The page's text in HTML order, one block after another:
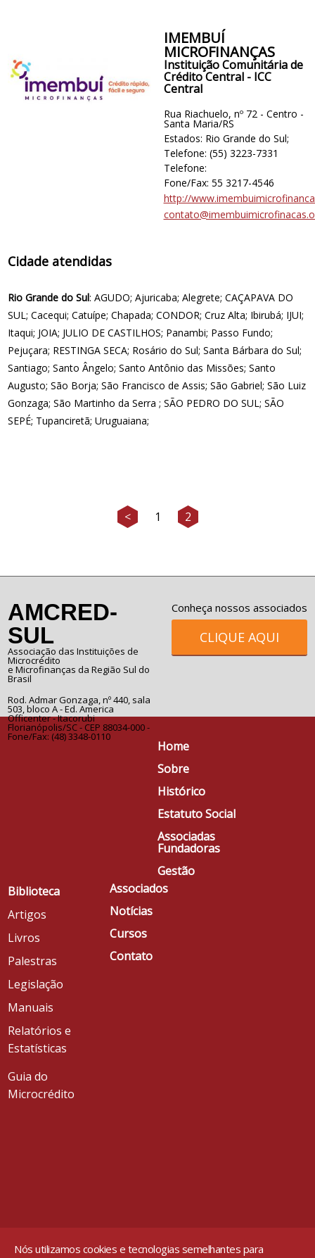
IMEMBUÍ
MICROFINANÇAS
Instituição Comunitária de
Crédito Central - ICC
Central
Rua Riachuelo, nº 72 - Centro -
Santa Maria/RS
Estados: Rio Grande do Sul;
Telefone: (55) 3223-7331
Telefone:
Fone/Fax: 55 3217-4546
http://
Cidade atendidas
Rio Grande do Sul: AGUDO; Ajuricaba; Alegrete; CAÇAPAVA DO
SUL; Cacequi; Catuípe; Chapada; CONDOR; Cruz Alta; Ibirubá; IJUI;
Itaqui; JOIA; JULIO DE CASTILHOS; Panambi; Passo Fundo;
Pejuçara; RESTINGA SECA; Rosário do Sul; Santa Bárbara do Sul;
Santiago; Santo Ângelo; Santo Antônio das Missões; Santo
Augusto; São Borja; São Francisco de Assis; São Gabriel; São Luiz
Gonzaga; São Martinho da Serra ; SÃO PEDRO DO SUL; SÃO
SEPÉ; Tupanciretã; Uruguaiana;
< 1 2
AMCRED-
SUL
Associação das Instituições de
Microcrédito
e Microfinanças da Região Sul do
Brasil
Rod. Admar Gonzaga, nº 440, sala
503, bloco A - Ed. America
Officenter - Itacorubi
Florianópolis/SC - CEP 88034-000 -
Fone/Fax: (48) 3348-0110
Conheça nossos associados
CLIQUE AQUI
Home
Sobre
Histórico
Estatuto Social
Associadas
Fundadoras
Gestão
Biblioteca
Artigos
Livros
Palestras
Legislação
Manuais
Relatórios e
Estatísticas
Guia do
Microcrédito
Associados
Notícias
Cursos
Contato
Nós utilizamos cookies e tecnologias semelhantes para